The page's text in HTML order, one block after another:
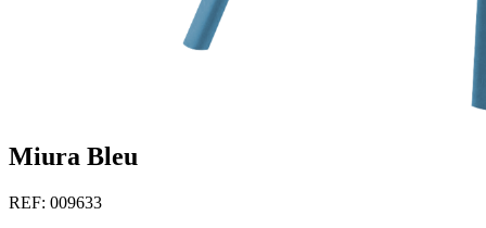
Miura Bleu
REF: 009633